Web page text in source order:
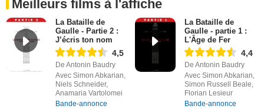
Meilleurs films à l'affiche
La Bataille de
Gaulle - Partie 2 :
J’écris ton nom
4,5
De Antonin Baudry
Avec Simon Abkarian,
Niels Schneider,
Anamaria Vartolomei
Bande-annonce
La Bataille de
Gaulle - partie 1 :
L'Âge de Fer
4,4
De Antonin Baudry
Avec Simon Abkarian,
Simon Russell Beale,
Florian Lesieur
Bande-annonce